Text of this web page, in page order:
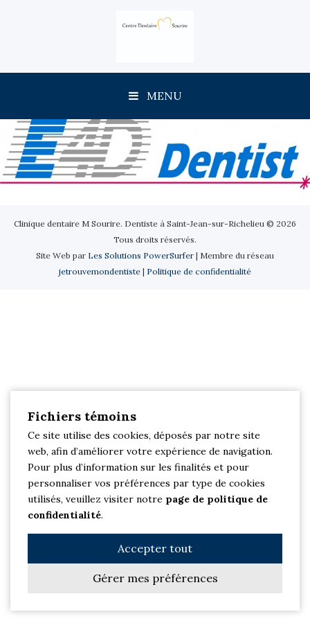
MENU
Clinique dentaire M Sourire. Dentiste à Saint-Jean-sur-Richelieu © 2026
Tous droits réservés.
Site Web par Les Solutions PowerSurfer | Membre du réseau
jetrouvemondentiste | Politique de confidentialité
Fichiers témoins
Ce site utilise des cookies, déposés par notre site
web, afin d’améliorer votre expérience de navigation.
Pour plus d’information sur les finalités et pour
personnaliser vos préférences par type de cookies
utilisés, veuillez visiter notre page de politique de
confidentialité.
Accepter tout
Gérer mes préférences